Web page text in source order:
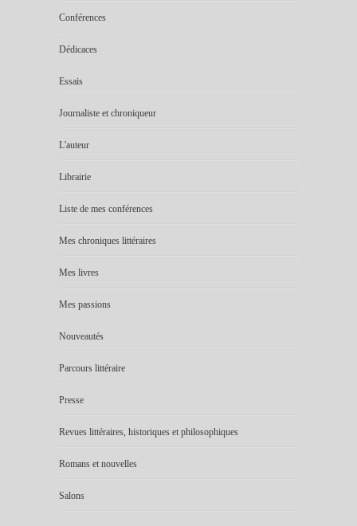
Conférences
Dédicaces
Essais
Journaliste et chroniqueur
L'auteur
Librairie
Liste de mes conférences
Mes chroniques littéraires
Mes livres
Mes passions
Nouveautés
Parcours littéraire
Presse
Revues littéraires, historiques et philosophiques
Romans et nouvelles
Salons